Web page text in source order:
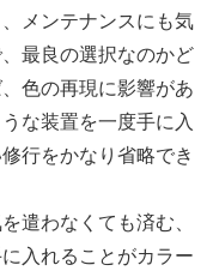
メンテナンスにも気
最良の選択なのかど
色の再現に影響があ
な装置を一度手に入
行をかなり省略でき
遣わなくても済む、
入れることがカラー